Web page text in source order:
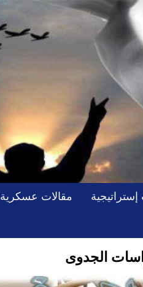
إستراتيجية مقالات عسكرية
الجدوى